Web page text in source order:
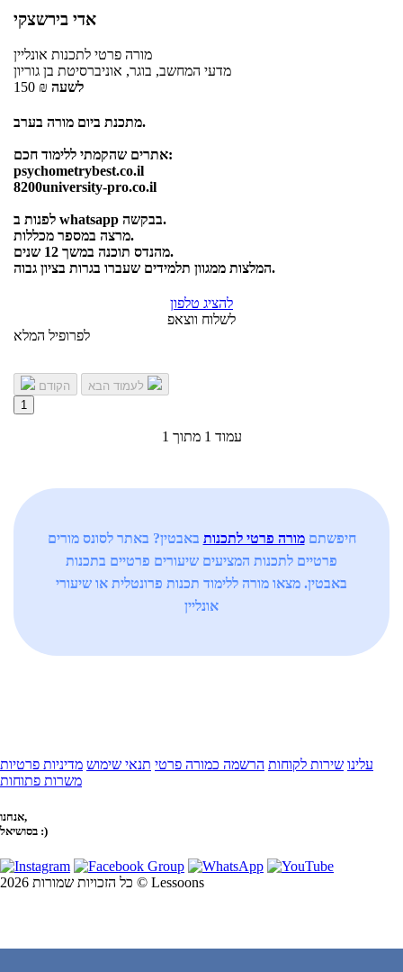
אדי בירשצקי
מורה פרטי לתכנות אונליין
מדעי המחשב, בוגר, אוניברסיטת בן גוריון
150 ₪ לשעה
מתכנת ביום מורה בערב.
אתרים שהקמתי ללימוד חכם:
psychometrybest.co.il
8200university-pro.co.il
לפנות ב whatsapp בבקשה.
מרצה במספר מכללות.
מהנדס תוכנה במשך 12 שנים.
המלצות ממגוון תלמידים שעברו בגרות בציון גבוה.
להציג טלפון
לשלוח ווצאפ
לפרופיל המלא
הקודם
1
עמוד 1 מתוך 1
חיפשתםמורה פרטי לתכנות באבטין? באתר לסונס מורים
פרטיים לתכנות המציעים שיעורים פרטיים בתכנות
באבטין. מצאו מורה ללימוד תכנות פרונטלית או שיעורי
אונליין
עלינו שירות לקוחות הרשמה כמורה פרטי תנאי שימוש מדיניות פרטיות
משרות פתוחות
אנחנו,
בסושיאל :)
כל הזכויות שמורות 2026 © Lessoons